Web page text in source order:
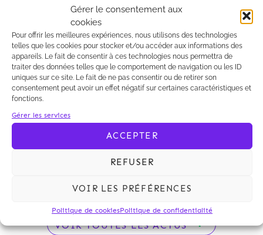
Gérer le consentement aux
cookies
Pour offrir les meilleures expériences, nous utilisons des technologies
telles que les cookies pour stocker et/ou accéder aux informations des
appareils. Le fait de consentir à ces technologies nous permettra de
traiter des données telles que le comportement de navigation ou les ID
uniques sur ce site. Le fait de ne pas consentir ou de retirer son
consentement peut avoir un effet négatif sur certaines caractéristiques et
fonctions.
Gérer les services
ACCEPTER
REFUSER
VOIR LES PRÉFÉRENCES
Politique de cookiesPolitique de confidentialité
Kalliopé a de nouveau été distinguée en 2014 par les
plus préstigieux classements internationaux.
Lien vers le communiqué.
domaines du droit privé et public des affaires,
Kalliopé a de nouveau été distinguée en 2014 par les
plus préstigieux classements internationaux.
VOIR TOUTES LES ACTUS